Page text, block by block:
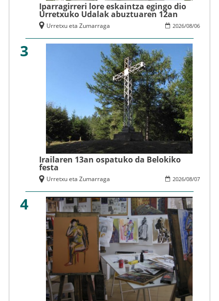
Iparragirreri lore eskaintza egingo dio
Urretxuko Udalak abuztuaren 12an
2026/08/06
Urretxu eta Zumarraga
3
Irailaren 13an ospatuko da Belokiko
festa
2026/08/07
Urretxu eta Zumarraga
4